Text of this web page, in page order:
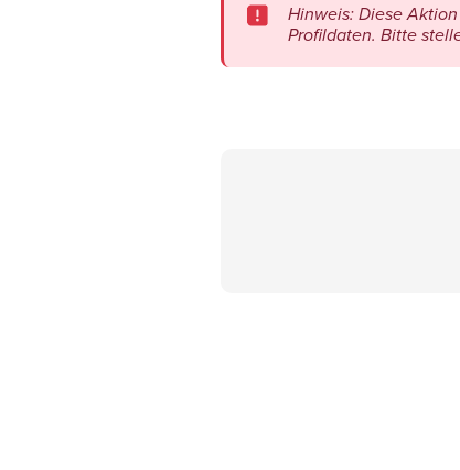
Hinweis: Diese
Profildaten. Bitte